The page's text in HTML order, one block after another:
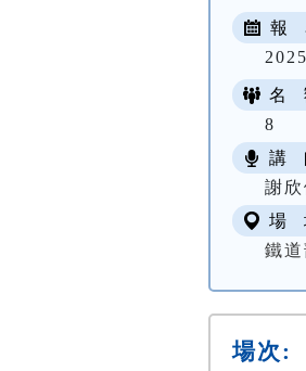
報
名
8
講
謝
場
鐵
場次: